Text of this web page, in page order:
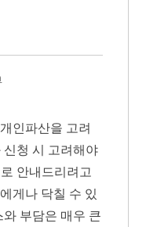
인파산을 고려
청 시 고려해야
안내드리려고
게나 닥칠 수 있
부담은 매우 큰